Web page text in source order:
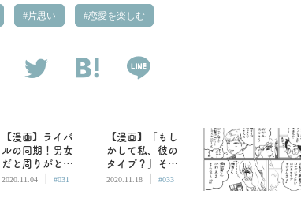
片思い 恋愛を楽しむ
【漫画】ライバ
ルの同期！男女
だと周りがとや
かく言ってくる
2020.11.04 | #031
【漫画】「もし
かして私、彼の
タイプ？」その
一言が気になっ
2020.11.18 | #033